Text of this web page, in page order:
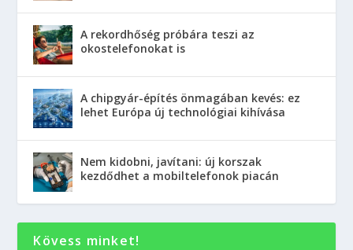
A rekordhőség próbára teszi az
okostelefonokat is
A chipgyár-építés önmagában kevés: ez
lehet Európa új technológiai kihívása
Nem kidobni, javítani: új korszak
kezdődhet a mobiltelefonok piacán
Kövess minket!